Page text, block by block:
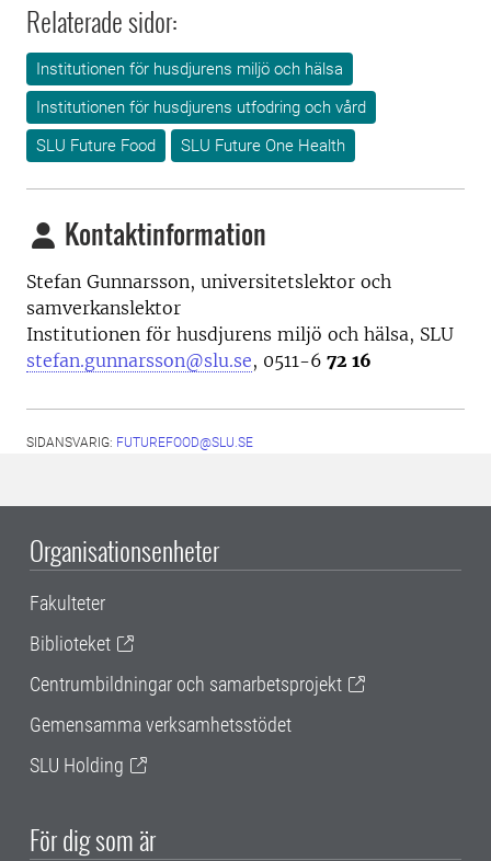
Relaterade sidor:
Institutionen för husdjurens miljö och hälsa
Institutionen för husdjurens utfodring och vård
SLU Future Food
SLU Future One Health
Kontaktinformation
Stefan Gunnarsson, universitetslektor och
samverkanslektor
Institutionen för husdjurens miljö och hälsa, SLU
stefan.gunnarsson@slu.se, 0511-6 72 16
SIDANSVARIG: FUTUREFOOD@SLU.SE
Organisationsenheter
Fakulteter
Biblioteket
Centrumbildningar och samarbetsprojekt
Gemensamma verksamhetsstödet
SLU Holding
För dig som är